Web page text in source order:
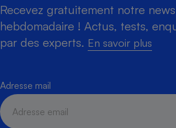
Recevez gratuitement notre
hebdomadaire ! Actus, tests,
par des experts. En savoir plus
Adresse mail